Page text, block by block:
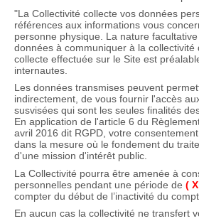
"La Collectivité collecte vos données
références aux informations vous
personne physique. La nature
données à communiquer à la collectivité
collecte effectuée sur le Site est
internautes.
Les données transmises peuvent
indirectement, de vous fournir l'accès
susvisées qui sont les seules finalités
En application de l'article 6 du
avril 2016 dit RGPD, votre
dans la mesure où le fondement du
d'une mission d'intérêt public.
La Collectivité pourra être amenée à
personnelles pendant une période de (
compter du début de l’inactivité du
En aucun cas la collectivité ne transfert